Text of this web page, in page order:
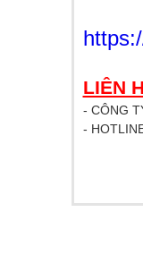
LIÊN
- CÔNG
-